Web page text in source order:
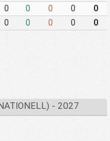
0 0 0 0 0
0 0 0 0 0
- 2027